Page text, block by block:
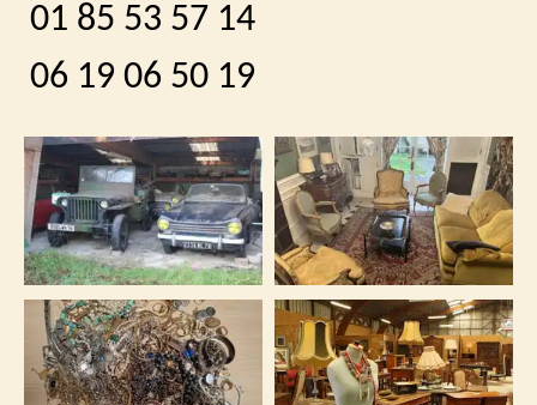
01 85 53 57 14
06 19 06 50 19